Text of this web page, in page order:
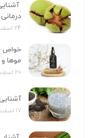
24 اسفند 1403
خواص
موها
20 اسفند 1403
17 اسفند 1403